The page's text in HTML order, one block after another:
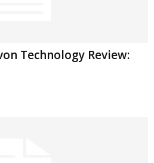
Technology Review: